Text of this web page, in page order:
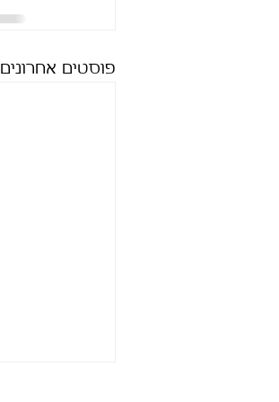
פוסטים אחרונים